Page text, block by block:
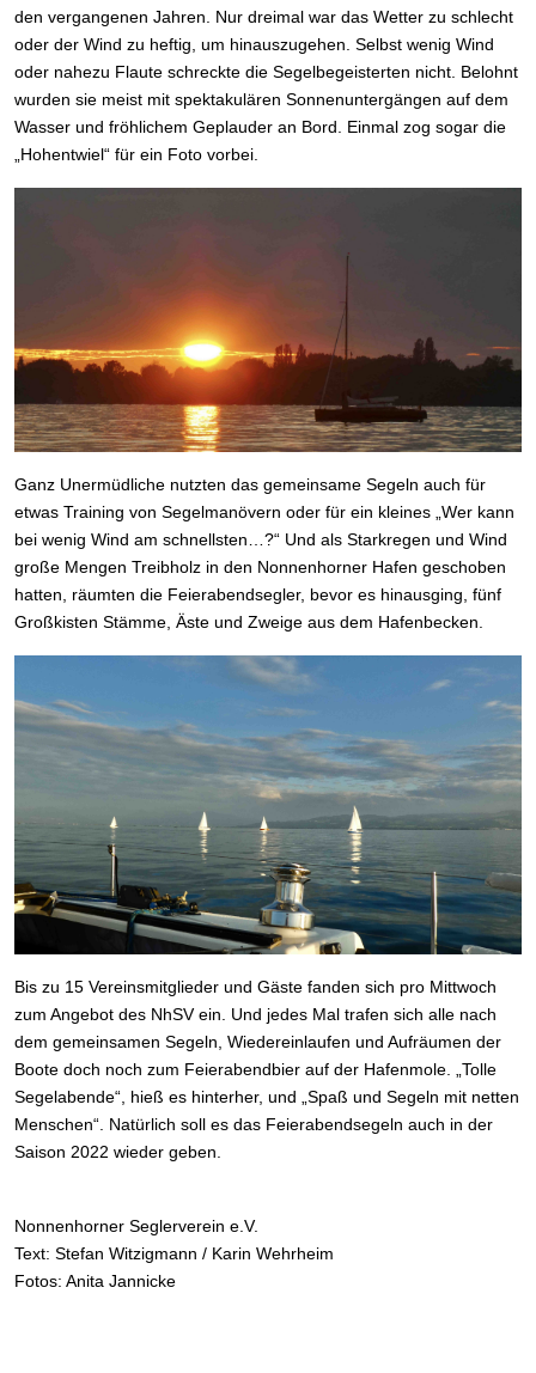
den vergangenen Jahren. Nur dreimal war das Wetter zu schlecht
oder der Wind zu heftig, um hinauszugehen. Selbst wenig Wind
oder nahezu Flaute schreckte die Segelbegeisterten nicht. Belohnt
wurden sie meist mit spektakulären Sonnenuntergängen auf dem
Wasser und fröhlichem Geplauder an Bord. Einmal zog sogar die
„Hohentwiel“ für ein Foto vorbei.
Ganz Unermüdliche nutzten das gemeinsame Segeln auch für
etwas Training von Segelmanövern oder für ein kleines „Wer kann
bei wenig Wind am schnellsten…?“ Und als Starkregen und Wind
große Mengen Treibholz in den Nonnenhorner Hafen geschoben
hatten, räumten die Feierabendsegler, bevor es hinausging, fünf
Großkisten Stämme, Äste und Zweige aus dem Hafenbecken.
Bis zu 15 Vereinsmitglieder und Gäste fanden sich pro Mittwoch
zum Angebot des NhSV ein. Und jedes Mal trafen sich alle nach
dem gemeinsamen Segeln, Wiedereinlaufen und Aufräumen der
Boote doch noch zum Feierabendbier auf der Hafenmole. „Tolle
Segelabende“, hieß es hinterher, und „Spaß und Segeln mit netten
Menschen“. Natürlich soll es das Feierabendsegeln auch in der
Saison 2022 wieder geben.
Nonnenhorner Seglerverein e.V.
Text: Stefan Witzigmann / Karin Wehrheim
Fotos: Anita Jannicke